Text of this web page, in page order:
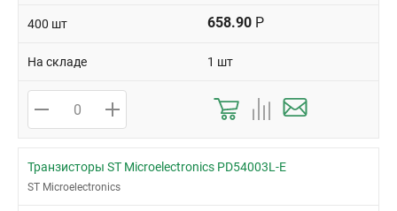
400 шт 658.90 Р
На складе 1 шт
Транзисторы ST Microelectronics PD54003L-E
ST Microelectronics